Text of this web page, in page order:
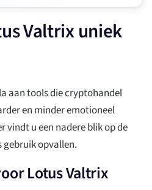
Valtrix uniek
aan tools die cryptohandel
en minder emotioneel
vindt u een nadere blik op de
gebruik opvallen.
Lotus Valtrix